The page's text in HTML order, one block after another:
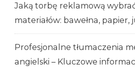
Jaką torbę reklamową
materiałów: bawełna, papier,
Profesjonalne tłumaczenia
angielski – Kluczowe